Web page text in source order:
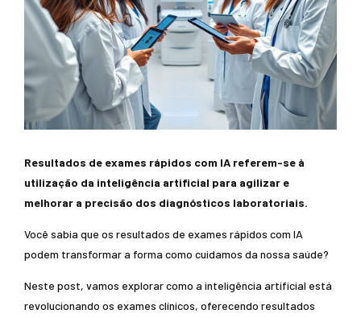
Resultados de exames rápidos com IA referem-se à
utilização da inteligência artificial para agilizar e
melhorar a precisão dos diagnósticos laboratoriais.
Você sabia que os resultados de exames rápidos com IA
podem transformar a forma como cuidamos da nossa saúde?
Neste post, vamos explorar como a inteligência artificial está
revolucionando os exames clínicos, oferecendo resultados